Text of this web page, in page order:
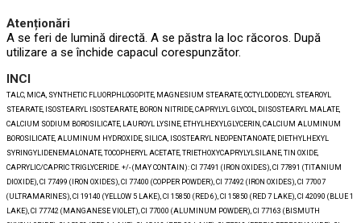
Atenționări
A se feri de lumină directă. A se păstra la loc răcoros. După
utilizare a se închide capacul corespunzător.
INCI
TALC, MICA, SYNTHETIC FLUORPHLOGOPITE, MAGNESIUM STEARATE, OCTYLDODECYL STEAROYL
STEARATE, ISOSTEARYL ISOSTEARATE, BORON NITRIDE, CAPRYLYL GLYCOL, DIISOSTEARYL MALATE,
CALCIUM SODIUM BOROSILICATE, LAUROYL LYSINE, ETHYLHEXYLGLYCERIN, CALCIUM ALUMINUM
BOROSILICATE, ALUMINUM HYDROXIDE, SILICA, ISOSTEARYL NEOPENTANOATE, DIETHYLHEXYL
SYRINGYLIDENEMALONATE, TOCOPHERYL ACETATE, TRIETHOXYCAPRYLYLSILANE, TIN OXIDE,
CAPRYLIC/CAPRIC TRIGLYCERIDE. +/- (MAY CONTAIN): CI 77491 (IRON OXIDES), CI 77891 (TITANIUM
DIOXIDE), CI 77499 (IRON OXIDES), CI 77400 (COPPER POWDER), CI 77492 (IRON OXIDES), CI 77007
(ULTRAMARINES), CI 19140 (YELLOW 5 LAKE), CI 15850 (RED 6), CI 15850 (RED 7 LAKE), CI 42090 (BLUE 1
LAKE), CI 77742 (MANGANESE VIOLET), CI 77000 (ALUMINUM POWDER), CI 77163 (BISMUTH